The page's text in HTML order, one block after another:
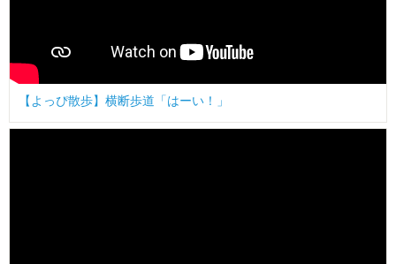
【よっぴ散歩】横断歩道「はーい！」